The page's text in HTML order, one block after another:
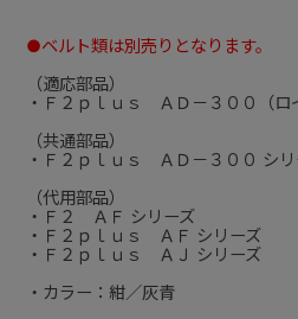
●ベルト類は別売りとなります。
（適応部品）
・Ｆ２ｐｌｕｓ ＡＤ－３００（ロ
（共通部品）
・Ｆ２ｐｌｕｓ ＡＤ－３００ シリ
（代用部品）
・Ｆ２ ＡＦ シリーズ
・Ｆ２ｐｌｕｓ ＡＦ シリーズ
・Ｆ２ｐｌｕｓ ＡＪ シリーズ
・カラー：紺／灰青